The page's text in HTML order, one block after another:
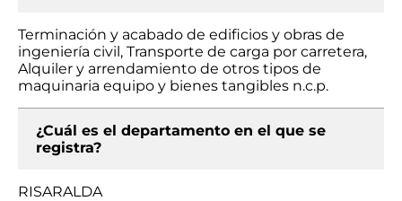
Terminación y acabado de edificios y obras de
ingeniería civil, Transporte de carga por carretera,
Alquiler y arrendamiento de otros tipos de
maquinaria equipo y bienes tangibles n.c.p.
¿Cuál es el departamento en el que se
registra?
RISARALDA